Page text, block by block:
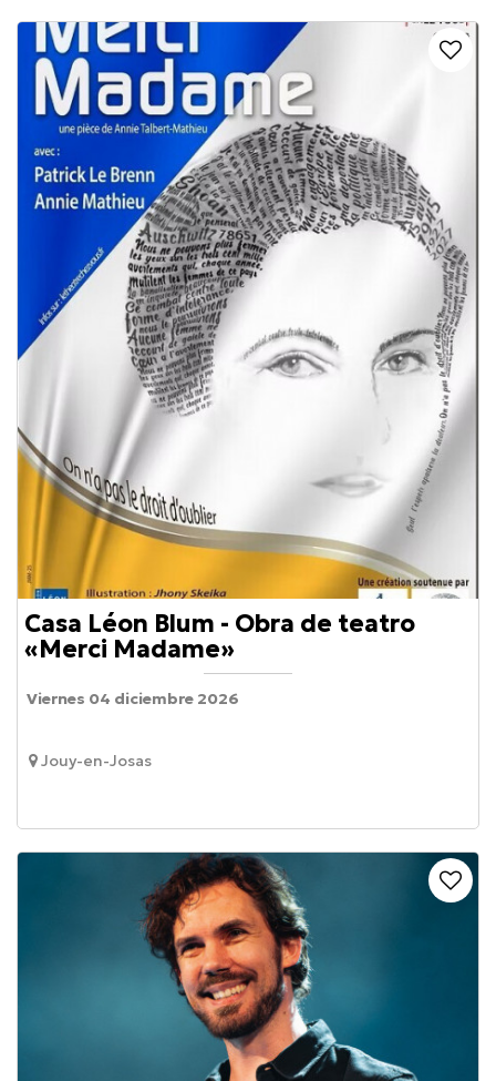
Casa Léon Blum - Obra de teatro
«Merci Madame»
Jouy-en-Josas
Viernes 04 diciembre 2026